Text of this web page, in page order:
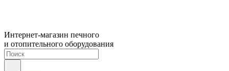
Интернет-магазин печного
и отопительного оборудования